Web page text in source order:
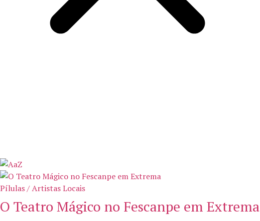
Pílulas / Artistas Locais
O Teatro Mágico no Fescanpe em Extrema